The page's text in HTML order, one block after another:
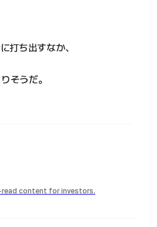
打ち出すなか、
そうだ。
read content for investors.